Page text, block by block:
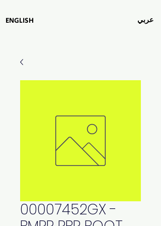
عربي ENGLISH
00007452GX -